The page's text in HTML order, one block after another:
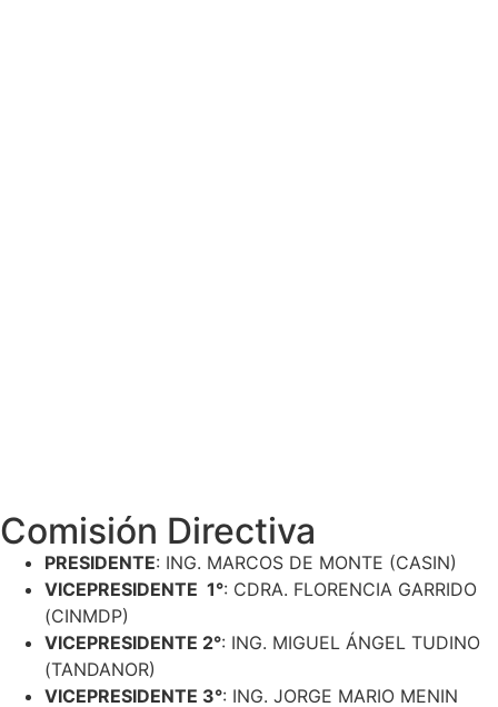
PROSECRETARIO 2°: SR.CLAUDIO VIDAL (CASIN)
TESORERA: LIC. MARÍA JUANA TORRESIN (UCN)
PROTESORERO 1°
PROTESORERO 2° : SR. CLAUDIO VIDAL (CASIN)